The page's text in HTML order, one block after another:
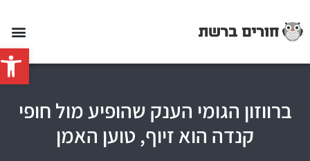
פתח
ברווזון הגומי הענק שהופיע מול חופי
קנדה הוא זיוף, טוען האמן